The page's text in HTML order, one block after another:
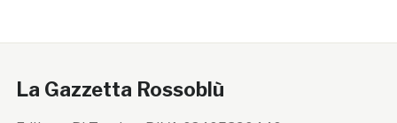
La Gazzetta Rossoblù